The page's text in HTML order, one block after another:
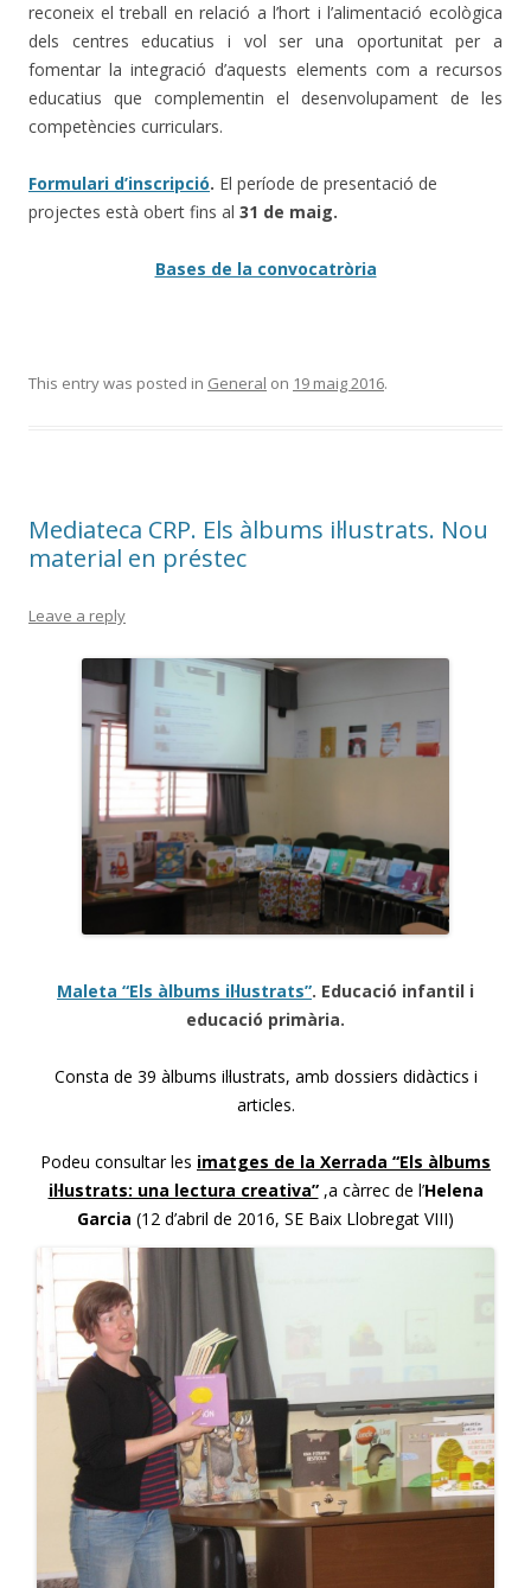
reconeix el treball en relació a l’hort i l’alimentació ecològica
dels centres educatius i vol ser una oportunitat per a
fomentar la integració d’aquests elements com a recursos
educatius que complementin el desenvolupament de les
competències curriculars.
Formulari d’inscripció. El període de presentació de
projectes està obert fins al 31 de maig.
Bases de la convocatròria
This entry was posted in General on 19 maig 2016.
Mediateca CRP. Els àlbums il·lustrats. Nou
material en préstec
Leave a reply
Maleta “Els àlbums il·lustrats”. Educació infantil i
educació primària.
Consta de 39 àlbums il·lustrats, amb dossiers didàctics i
articles.
Podeu consultar les imatges de la Xerrada “Els àlbums
il·lustrats: una lectura creativa”,a càrrec de l’Helena
Garcia (12 d’abril de 2016, SE Baix Llobregat VIII)